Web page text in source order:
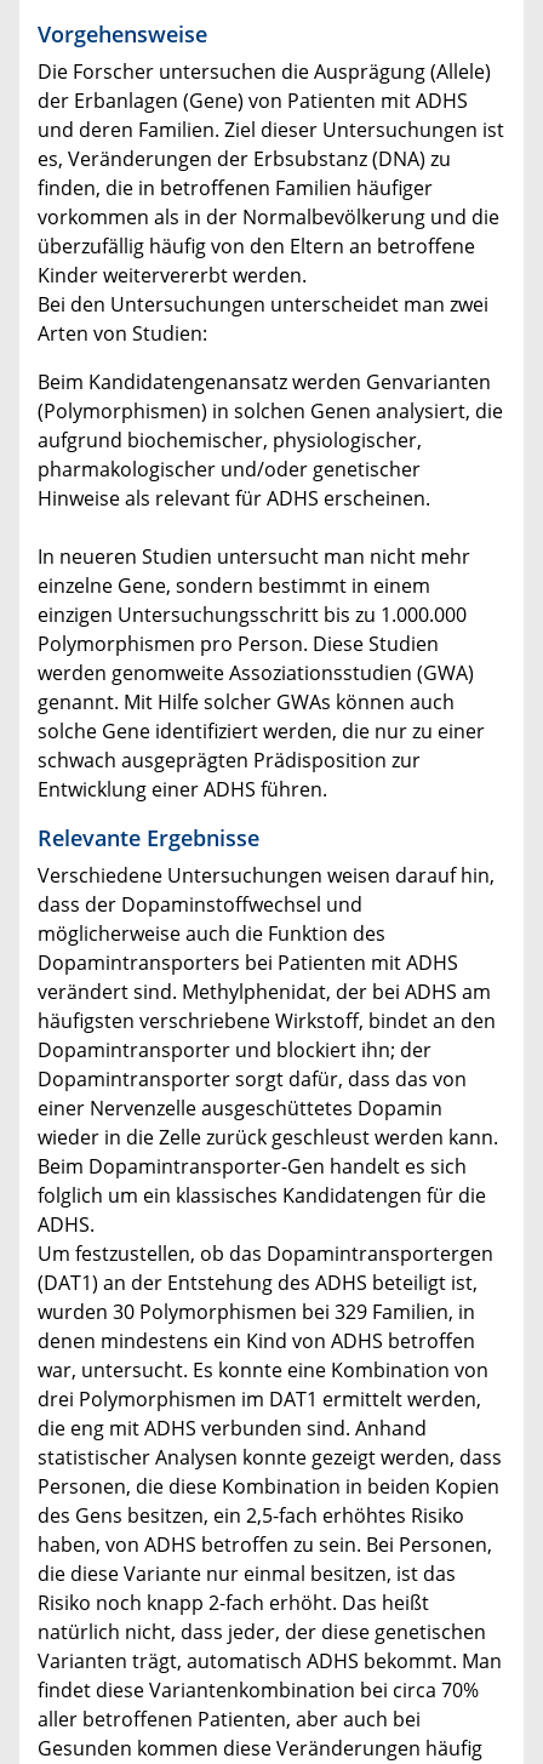
Vorgehensweise
Die Forscher untersuchen die Ausprägung (Allele)
der Erbanlagen (Gene) von Patienten mit ADHS
und deren Familien. Ziel dieser Untersuchungen ist
es, Veränderungen der Erbsubstanz (DNA) zu
finden, die in betroffenen Familien häufiger
vorkommen als in der Normalbevölkerung und die
überzufällig häufig von den Eltern an betroffene
Kinder weitervererbt werden.
Bei den Untersuchungen unterscheidet man zwei
Arten von Studien:
Beim Kandidatengenansatz werden Genvarianten
(Polymorphismen) in solchen Genen analysiert, die
aufgrund biochemischer, physiologischer,
pharmakologischer und/oder genetischer
Hinweise als relevant für ADHS erscheinen.
In neueren Studien untersucht man nicht mehr
einzelne Gene, sondern bestimmt in einem
einzigen Untersuchungsschritt bis zu 1.000.000
Polymorphismen pro Person. Diese Studien
werden genomweite Assoziationsstudien (GWA)
genannt. Mit Hilfe solcher GWAs können auch
solche Gene identifiziert werden, die nur zu einer
schwach ausgeprägten Prädisposition zur
Entwicklung einer ADHS führen.
Relevante Ergebnisse
Verschiedene Untersuchungen weisen darauf hin,
dass der Dopaminstoffwechsel und
möglicherweise auch die Funktion des
Dopamintransporters bei Patienten mit ADHS
verändert sind. Methylphenidat, der bei ADHS am
häufigsten verschriebene Wirkstoff, bindet an den
Dopamintransporter und blockiert ihn; der
Dopamintransporter sorgt dafür, dass das von
einer Nervenzelle ausgeschüttetes Dopamin
wieder in die Zelle zurück geschleust werden kann.
Beim Dopamintransporter-Gen handelt es sich
folglich um ein klassisches Kandidatengen für die
ADHS.
Um festzustellen, ob das Dopamintransportergen
(DAT1) an der Entstehung des ADHS beteiligt ist,
wurden 30 Polymorphismen bei 329 Familien, in
denen mindestens ein Kind von ADHS betroffen
war, untersucht. Es konnte eine Kombination von
drei Polymorphismen im DAT1 ermittelt werden,
die eng mit ADHS verbunden sind. Anhand
statistischer Analysen konnte gezeigt werden, dass
Personen, die diese Kombination in beiden Kopien
des Gens besitzen, ein 2,5-fach erhöhtes Risiko
haben, von ADHS betroffen zu sein. Bei Personen,
die diese Variante nur einmal besitzen, ist das
Risiko noch knapp 2-fach erhöht. Das heißt
natürlich nicht, dass jeder, der diese genetischen
Varianten trägt, automatisch ADHS bekommt. Man
findet diese Variantenkombination bei circa 70%
aller betroffenen Patienten, aber auch bei
Gesunden kommen diese Veränderungen häufig